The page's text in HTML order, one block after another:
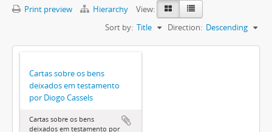
Print preview Hierarchy
View:
Sort by: Title Direction: Descending
Cartas sobre os bens
deixados em testamento
por Diogo Cassels
Cartas sobre os bens
deixados em testamento por